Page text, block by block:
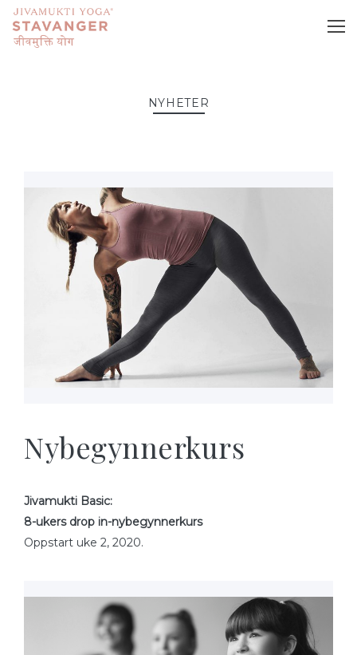
NYHETER
Nybegynnerkurs
Jivamukti Basic:
8-ukers drop in-nybegynnerkurs
Oppstart uke 2, 2020.